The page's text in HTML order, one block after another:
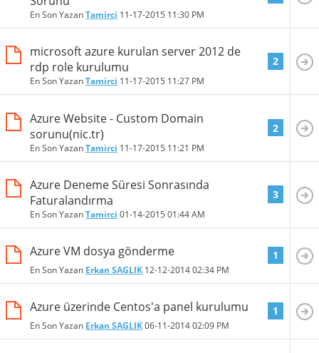
En Son YazanTamirci 11-17-2015 11:30 PM
microsoft azure kurulan server 2012 de
rdp role kurulumu
En Son YazanTamirci 11-17-2015 11:27 PM
2
Azure Website - Custom Domain
sorunu(nic.tr)
En Son YazanTamirci 11-17-2015 11:21 PM
2
Azure Deneme Süresi Sonrasında
Faturalandırma
En Son YazanTamirci 01-14-2015 01:44 AM
3
Azure VM dosya gönderme
En Son Yazan Erkan SAGLIK 12-12-201402:34 PM
1
Azure üzerinde Centos'a panel kurulumu
En Son Yazan Erkan SAGLIK06-11-201402:09 PM
1